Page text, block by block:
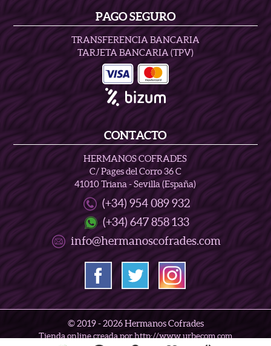
PAGO SEGURO
TRANSFERENCIA BANCARIA
TARJETA BANCARIA (TPV)
CONTACTO
HERMANOS COFRADES
C/ Pages del Corro 36 C
41010 Triana - Sevilla (España)
(+34) 954 089 932
(+34) 647 858 133
info@hermanoscofrades.com
© 2019 -2026 Hermanos Cofrades
Tienda online creada por http://www.urbecom.com